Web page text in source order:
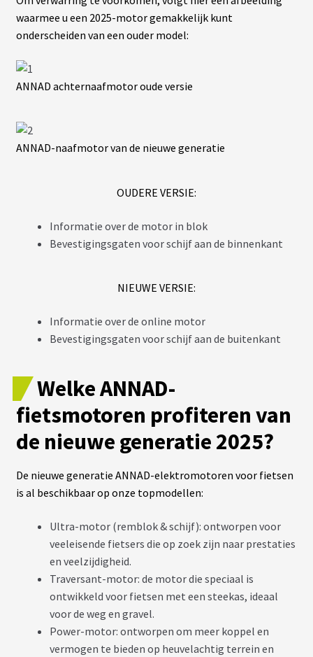
O
N
E
E
N
waarmee u een 2025-motor gemakkelijk kunt
onderscheiden van een ouder model:
ANNAD achternaafmotor oude versie
ANNAD-naafmotor van de nieuwe generatie
OUDERE VERSIE:
Informatie over de motor in blok
Bevestigingsgaten voor schijf aan de binnenkant
NIEUWE VERSIE:
Informatie over de online motor
Bevestigingsgaten voor schijf aan de buitenkant
Welke ANNAD-
fietsmotoren profiteren van
de nieuwe generatie 2025?
De nieuwe generatie ANNAD-elektromotoren voor fietsen
is al beschikbaar op onze topmodellen:
Ultra-motor (remblok & schijf): ontworpen voor
veeleisende fietsers die op zoek zijn naar prestaties
en veelzijdigheid.
Traversant-motor: de motor die speciaal is
ontwikkeld voor fietsen met een steekas, ideaal
voor de weg en gravel.
Power-motor: ontworpen om meer koppel en
vermogen te bieden op heuvelachtig terrein en